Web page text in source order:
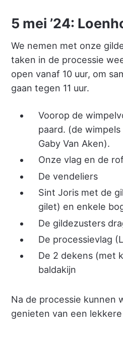
5 mei ’24:
We nemen met onze
taken in de processie
open vanaf 10 uur, om
gaan tegen 11 uur.
Voorop de
paard. (de
Gaby Van Aken).
Onze vlag en de
De vendeliers
Sint Joris met de
gilet) en enkele
De gildezusters
De processievlag
De 2 dekens (met
baldakijn
Na de processie kunnen
genieten van een